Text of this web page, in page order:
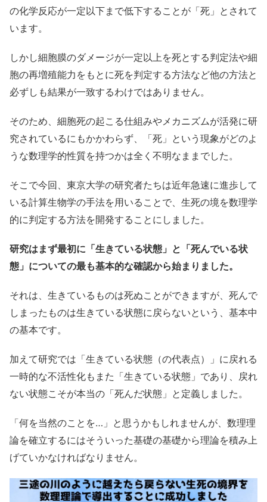
の化学反応が一定以下まで低下することが「死」とされて
います。
しかし細胞膜のダメージが一定以上を死とする判定法や細
胞の再増殖能力をもとに死を判定する方法など他の方法と
必ずしも結果が一致するわけではありません。
そのため、細胞死の起こる仕組みやメカニズムが活発に研
究されているにもかかわらず、「死」という現象がどのよ
うな数理学的性質を持つかは全く不明なままでした。
そこで今回、東京大学の研究者たちは近年急速に進歩して
いる計算生物学の手法を用いることで、生死の境を数理学
的に判定する方法を開発することにしました。
研究はまず最初に「生きている状態」と「死んでいる状
態」についての最も基本的な確認から始まりました。
それは、生きているものは死ぬことができますが、死んで
しまったものは生きている状態に戻らないという、基本中
の基本です。
加えて研究では「生きている状態（の代表点）」に戻れる
一時的な不活性化もまた「生きている状態」であり、戻れ
ない状態こそが本当の「死んだ状態」と定義しました。
「何を当然のことを…」と思うかもしれませんが、数理理
論を確立するにはそういった基礎の基礎から理論を積み上
げていかなければなりません。